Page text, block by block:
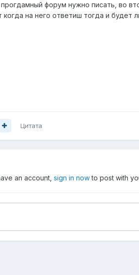
форум нужно писать, во
когда на него ответиш тогда и будет
Цитата
an account, sign in nowto post with